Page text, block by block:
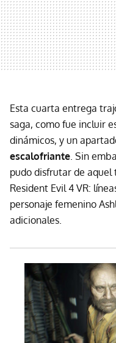
Esta cuarta entrega
saga, como fue incluir
dinámicos, y un
escalofriante . Sin
pudo disfrutar de aquel
Resident Evil 4 VR:
personaje femenino
adicionales.